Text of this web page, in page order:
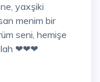
yaxşiki
menim bir
seni, hemişe
❤❤❤